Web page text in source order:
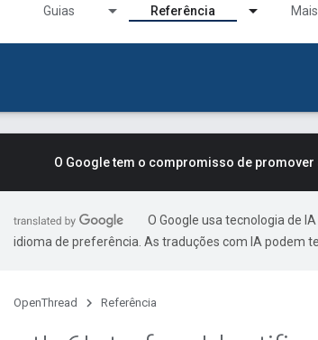
Guias Referência Mais
O Google tem o compromisso de
O Google usa tecnologia de
idioma de preferência. As traduções com IA podem
OpenThread Referência